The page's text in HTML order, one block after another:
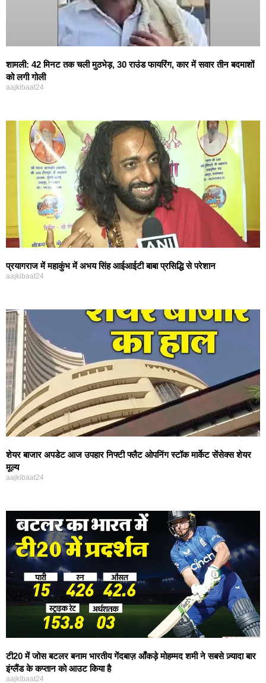
शामली: 42 मिनट तक चली मुठभेड़, 30 राउंड फायरिंग, कार में सवार तीन बदमाशों
को लगी गोली
aajkibaat24
प्रयागराज में महाकुंभ में अभय सिंह आईआईटी बाबा प्रसिद्धि से परेशान
aajkibaat24
शेयर बाजार अपडेट आज उपहार निफ्टी फ्लैट ओपनिंग स्टॉक मार्केट सेंसेक्स शेयर
मूल्य
aajkibaat24
टी20 में जोस बटलर बनाम भारतीय गेंदबाज़ आँकड़े मोहम्मद शमी ने सबसे ज़्यादा बार
इंग्लैंड के कप्तान को आउट किया है
aajkibaat24